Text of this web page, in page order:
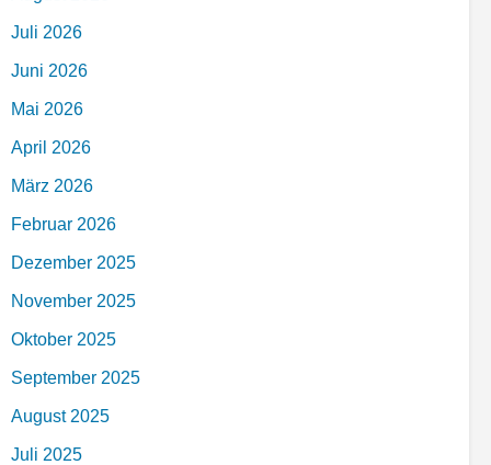
Juli 2026
Juni 2026
Mai 2026
April 2026
März 2026
Februar 2026
Dezember 2025
November 2025
Oktober 2025
September 2025
August 2025
Juli 2025